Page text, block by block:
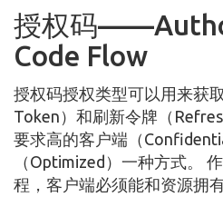
授权码
Code Flow
授权码授权类型可以用来获
Token）和刷新令牌（
要求高的客户端（
（Optimized）一种方式。
程，客户端必须能和资源拥